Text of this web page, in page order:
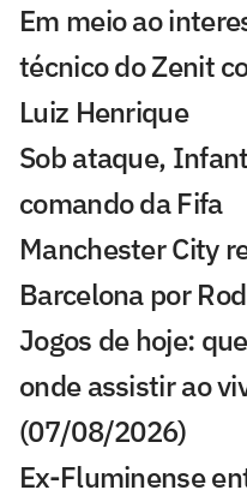
Em meio ao
técnico do Zenit
Luiz Henrique
Sob ataque,
comando da Fifa
Manchester City
Barcelona por
Jogos de hoje:
onde assistir ao
(07/08/2026)
Ex-Fluminense